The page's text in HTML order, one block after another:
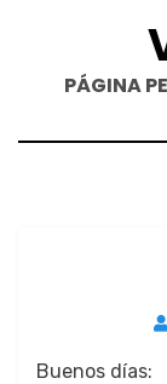
contenidoPÁGINA
Buenos días: